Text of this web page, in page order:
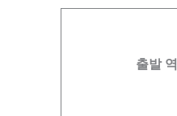
출발 역